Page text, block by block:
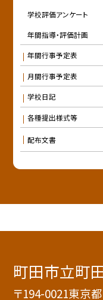
学校評価アンケート
年間指導・評価計画
年間行事予定表
月間行事予定表
学校日記
各種提出様式等
配布文書
町田市立町
〒194-0021東京